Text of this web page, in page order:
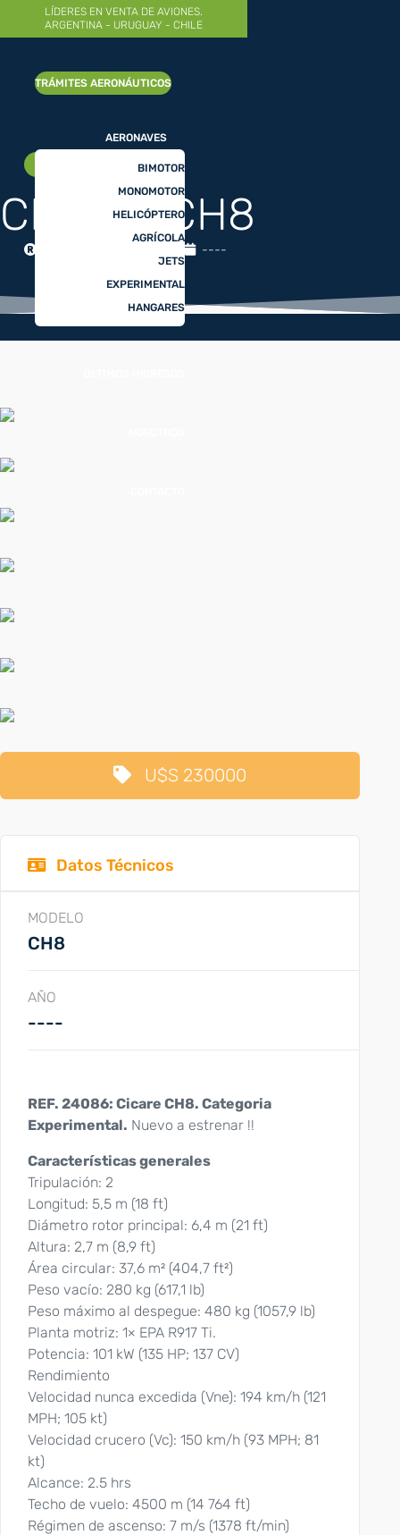
LÍDERES EN VENTA DE AVIONES.
ARGENTINA - URUGUAY - CHILE
TRÁMITES AERONÁUTICOS
AERONAVES
BIMOTOR
MONOMOTOR
HELICÓPTERO
AGRÍCOLA
JETS
EXPERIMENTAL
HANGARES
CICARE CH8
----
AÑO 2024 |NUEVO
U$S 230000
Datos Técnicos
MODELO
CH8
AÑO
----
REF. 24086: Cicare CH8. Categoria
Experimental. Nuevo a estrenar !!
Características generales
Tripulación: 2
Longitud: 5,5 m (18 ft)
Diámetro rotor principal: 6,4 m (21 ft)
Altura: 2,7 m (8,9 ft)
Área circular: 37,6 m² (404,7 ft²)
Peso vacío: 280 kg (617,1 lb)
Peso máximo al despegue: 480 kg (1057,9 lb)
Planta motriz: 1× EPA R917 Ti.
Potencia: 101 kW (135 HP; 137 CV)
Rendimiento
Velocidad nunca excedida (Vne): 194 km/h (121
MPH; 105 kt)
Velocidad crucero (Vc): 150 km/h (93 MPH; 81
kt)
Alcance: 2.5 hrs
Techo de vuelo: 4500 m (14 764 ft)
Régimen de ascenso: 7 m/s (1378 ft/min)